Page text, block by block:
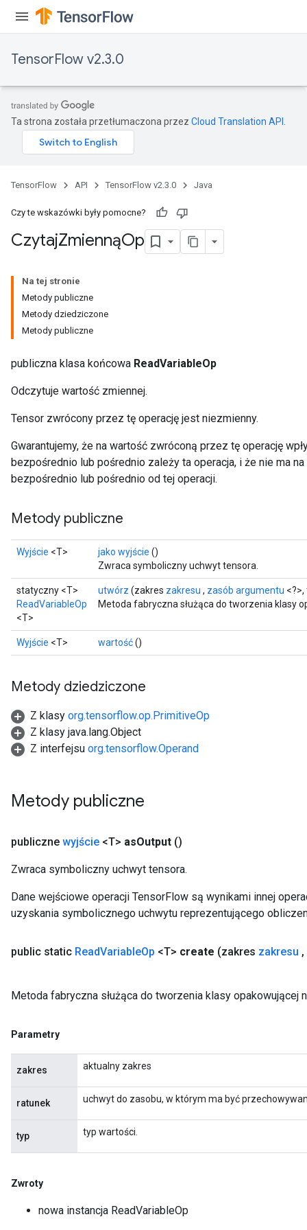
TensorFlow v2.3.0
Ta strona została przetłumaczona przez Cloud Translation API
TensorFlow API TensorFlow v2.3.0 Java
Czy te wskazówki były pomocne?
CzytajZmiennąOp
Na tej stronie
Metody publiczne
Metody dziedziczone
Metody publiczne
publiczna klasa końcowa ReadVariableOp
Odczytuje wartość zmiennej.
Tensor zwrócony przez tę operację jest niezmienny.
Gwarantujemy, że na wartość zwróconą przez tę operację
bezpośrednio lub pośrednio zależy ta operacja, i że nie ma
bezpośrednio lub pośrednio od tej operacji.
Metody publiczne
Wyjście <T> jako wyjście ()
Zwraca symboliczny uchwyt tensora.
statyczny <T>
ReadVariableOp
<T>
utwórz (zakres zakresu , zasób argumentu
Metoda fabryczna służąca do tworzenia klasy
Wyjście <T> wartość()
Metody dziedziczone
Z klasy org.tensorflow.op.PrimitiveOp
Z klasy java.lang.Object
Z interfejsu org.tensorflow.Operand
Metody publiczne
publiczne wyjście <T> asOutput ()
Zwraca symboliczny uchwyt tensora.
Dane wejściowe operacji TensorFlow są wynikami innej
uzyskania symbolicznego uchwytu reprezentującego
public static ReadVariableOp <T> create (zakres zakresu ,
Metoda fabryczna służąca do tworzenia klasy opakowującej
Parametry
zakres aktualny zakres
ratunek uchwyt do zasobu, w którym ma być
typ typ wartości.
Zwroty
nowa instancja ReadVariableOp